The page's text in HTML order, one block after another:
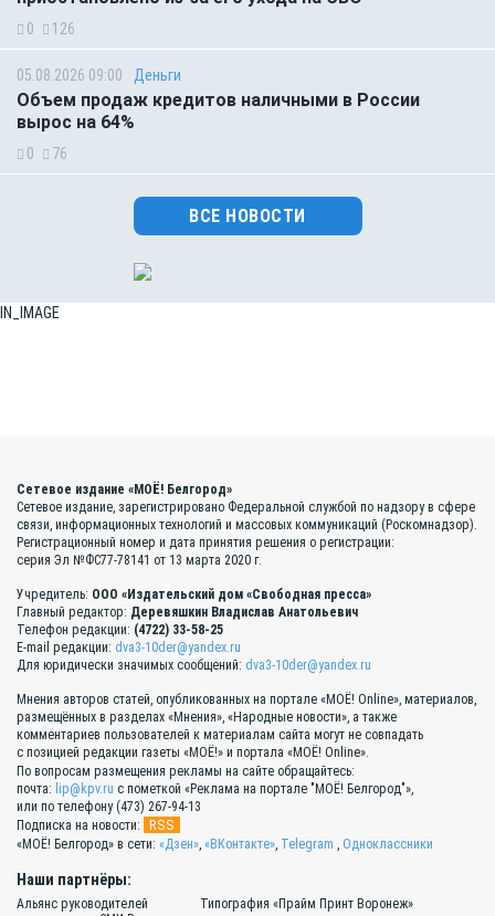
0 126
05.08.2026 09:00 Деньги
Объем продаж кредитов наличными в России
вырос на 64%
0 76
ВСЕ НОВОСТИ
IN_IMAGE
Сетевое издание «МОЁ! Белгород»
Сетевое издание, зарегистрировано Федеральной службой по надзору в сфере
связи, информационных технологий и массовых коммуникаций (Роскомнадзор).
Регистрационный номер и дата принятия решения о регистрации:
серия Эл №ФС77-78141 от 13 марта 2020 г.
Учредитель: ООО «Издательский дом «Свободная пресса»
Главный редактор: Деревяшкин Владислав Анатольевич
Телефон редакции: (4722) 33-58-25
E-mail редакции: dva3-10der@yandex.ru
Для юридически значимых сообщений: dva3-10der@yandex.ru
Мнения авторов статей, опубликованных на портале «МОЁ! Online», материалов,
размещённых в разделах «Мнения», «Народные новости», а также
комментариев пользователей к материалам сайта могут не совпадать
с позицией редакции газеты «МОЁ!» и портала «МОЁ! Online».
По вопросам размещения рекламы на сайте обращайтесь:
почта: lip@kpv.ru с пометкой «Реклама на портале "МОЁ! Белгород"»,
или по телефону (473) 267-94-13
Подписка на новости:
RSS
«МОЁ! Белгород» в сети: «Дзен», «ВКонтакте», Telegram , Одноклассники
Наши партнёры:
Альянс руководителей
Типография «Прайм Принт Воронеж»